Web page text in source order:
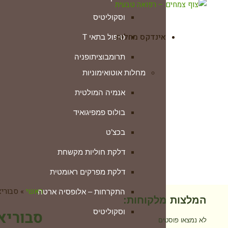
וסקוליטיס
טיפול בתאי T
תרומבוציתופניה
טרשת נפוצה
ילפת שטוחה ליכן פלנוס
לופוס (זאבת)
מחלת ווגנר
מחלת מג’דו ג’וזף
מחלת סטיל
מחלת קרוהן
מיאסטניה גראביס
אינדקס מחלות
מחלות אוטואימוניות
אנמיה המולטית
בולוס פמפיגואיד
בכצ’ט
דלקת חוליות מקשחת
דלקת מפרקים ראומטית
התקרחות – אלופסיה ארטה
וסקוליטיס
ראשי »
המלצות מלקוחות:
לא נמצאו פוסטים